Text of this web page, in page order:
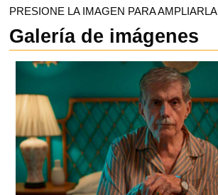
PRESIONE LA IMAGEN PARA AMPLIARLA
Galería de imágenes